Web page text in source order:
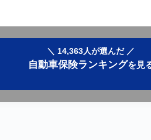
＼ 14,363人が選んだ ／
自動車保険ランキングを見